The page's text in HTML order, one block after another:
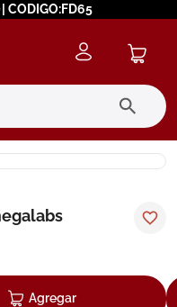
CODIGO:FD65
Agregar